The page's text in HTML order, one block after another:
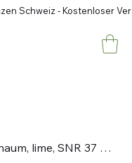
Schweiz - Kostenloser
Uvex x-fit, Nachfüllboxen PU Schaum, lime, SNR 37 300 Paar für one2click